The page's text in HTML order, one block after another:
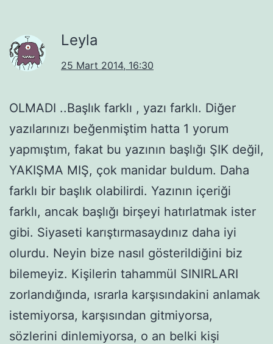
Leyla
25 Mart 2014, 16:30
OLMADI ..Başlık farklı , yazı farklı. Diğer
yazılarınızı beğenmiştim hatta 1 yorum
yapmıştım, fakat bu yazının başlığı ŞIK değil,
YAKIŞMA MIŞ, çok manidar buldum. Daha
farklı bir başlık olabilirdi. Yazının içeriği
farklı, ancak başlığı birşeyi hatırlatmak ister
gibi. Siyaseti karıştırmasaydınız daha iyi
olurdu. Neyin bize nasıl gösterildiğini biz
bilemeyiz. Kişilerin tahammül SINIRLARI
zorlandığında, ısrarla karşısındakini anlamak
istemiyorsa, karşısından gitmiyorsa,
sözlerini dinlemiyorsa, o an belki kişi